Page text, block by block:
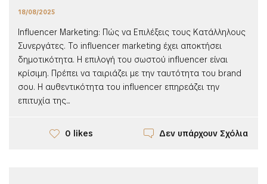
18/08/2025
Influencer Marketing: Πώς να Επιλέξεις τους Κατάλληλους
Συνεργάτες. Το influencer marketing έχει αποκτήσει
δημοτικότητα. Η επιλογή του σωστού influencer είναι
κρίσιμη. Πρέπει να ταιριάζει με την ταυτότητα του brand
σου. Η αυθεντικότητα του influencer επηρεάζει την
επιτυχία της...
0 likes Δεν υπάρχουν Σχόλια